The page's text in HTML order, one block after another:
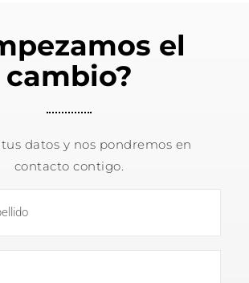
el
cambio?
datos y nos pondremos en
contacto contigo.